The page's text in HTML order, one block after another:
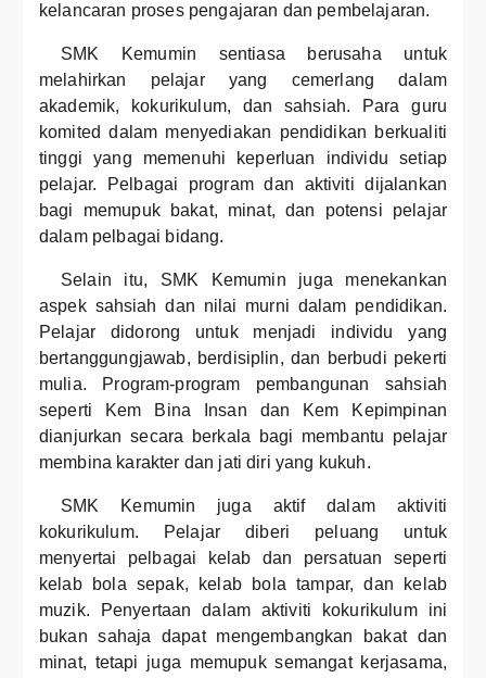
kelancaran proses pengajaran dan pembelajaran.
SMK Kemumin sentiasa berusaha untuk
melahirkan pelajar yang cemerlang dalam
akademik, kokurikulum, dan sahsiah. Para guru
komited dalam menyediakan pendidikan berkualiti
tinggi yang memenuhi keperluan individu setiap
pelajar. Pelbagai program dan aktiviti dijalankan
bagi memupuk bakat, minat, dan potensi pelajar
dalam pelbagai bidang.
Selain itu, SMK Kemumin juga menekankan
aspek sahsiah dan nilai murni dalam pendidikan.
Pelajar didorong untuk menjadi individu yang
bertanggungjawab, berdisiplin, dan berbudi pekerti
mulia. Program-program pembangunan sahsiah
seperti Kem Bina Insan dan Kem Kepimpinan
dianjurkan secara berkala bagi membantu pelajar
membina karakter dan jati diri yang kukuh.
SMK Kemumin juga aktif dalam aktiviti
kokurikulum. Pelajar diberi peluang untuk
menyertai pelbagai kelab dan persatuan seperti
kelab bola sepak, kelab bola tampar, dan kelab
muzik. Penyertaan dalam aktiviti kokurikulum ini
bukan sahaja dapat mengembangkan bakat dan
minat, tetapi juga memupuk semangat kerjasama,